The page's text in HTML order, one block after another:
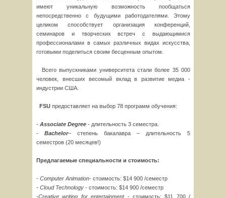
имеют уникальную возможность пообщаться
непосредственно с будущими работодателями. Этому
целиком способствует организация конференций,
семинаров и творческих встреч с выдающимися
профессионалами в самых различных видах искусства,
готовыми поделиться своим бесценным опытом.
Всего выпускниками университета стали более 35 000
человек, внесших весомый вклад в развитие медиа -
индустрии США.
FSU предоставляет на выбор 78 программ обучения:
- Associate Degree - длительность 3 семестра.
- Bachelor– степень бакалавра – длительность 5
семестров (20 месяцев!)
Предлагаемые специальности и стоимость:
- Computer Animation- стоимость: $14 900 /семестр
- Cloud Technology - стоимость: $14 900 /семестр
-Creative writing for entertainment - стоимость: $11 700 /